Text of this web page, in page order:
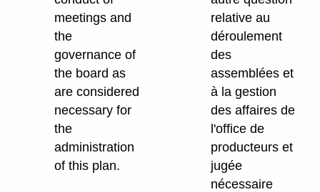
meetings and
the
governance of
the board as
are considered
necessary for
the
administration
of this plan.
relative au
déroulement
des
assemblées et
à la gestion
des affaires de
l'office de
producteurs et
jugée
nécessaire